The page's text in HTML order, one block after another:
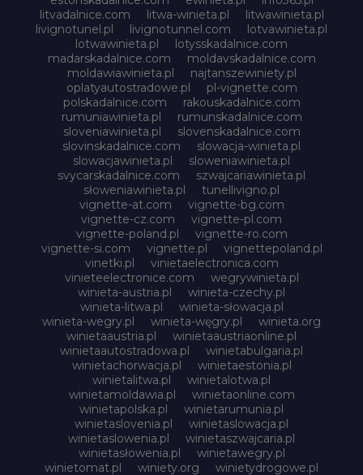
litvadalnice.com
litwa-winieta.pl
litwawinieta.pl
livignotunel.pl
livignotunnel.com
lotvawinieta.pl
lotwawinieta.pl
lotysskadalnice.com
madarskadalnice.com
moldavskadalnice.com
moldawiawinieta.pl
najtanszewiniety.pl
oplatyautostradowe.pl
pl-vignette.com
polskadalnice.com
rakouskadalnice.com
rumuniawinieta.pl
rumunskadalnice.com
sloveniawinieta.pl
slovenskadalnice.com
slovinskadalnice.com
slowacja-winieta.pl
slowacjawinieta.pl
sloweniawinieta.pl
svycarskadalnice.com
szwajcariawinieta.pl
słoweniawinieta.pl
tunellivigno.pl
vignette-at.com
vignette-bg.com
vignette-cz.com
vignette-pl.com
vignette-poland.pl
vignette-ro.com
vignette-si.com
vignette.pl
vignettepoland.pl
vinetki.pl
vinietaelectronica.com
vinieteelectronice.com
wegrywinieta.pl
winieta-austria.pl
winieta-czechy.pl
winieta-litwa.pl
winieta-słowacja.pl
winieta-wegry.pl
winieta-węgry.pl
winieta.org
winietaaustria.pl
winietaaustriaonline.pl
winietaautostradowa.pl
winietabulgaria.pl
winietachorwacja.pl
winietaestonia.pl
winietalitwa.pl
winietalotwa.pl
winietamoldawia.pl
winietaonline.com
winietapolska.pl
winietarumunia.pl
winietaslovenia.pl
winietaslowacja.pl
winietaslowenia.pl
winietaszwajcaria.pl
winietasłowenia.pl
winietawegry.pl
winietomat.pl
winiety.org
winietydrogowe.pl